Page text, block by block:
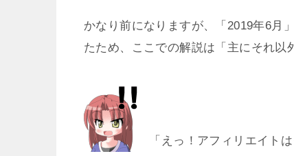
かなり前になりますが、「2019年6月
たため、ここでの解説は「主にそれ以
「えっ！アフィリエイトは